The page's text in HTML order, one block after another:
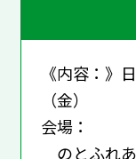
《内容：》
（金）
会場：
のとふれ